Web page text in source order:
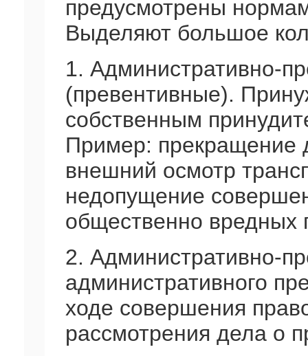
предусмотрены
Выделяют большое
1. Административно-
(превентивные).
собственным
Пример: прекращение
внешний осмотр
недопущение
общественно вредных
2. Административно-
административного
ходе совершения
рассмотрения дела о